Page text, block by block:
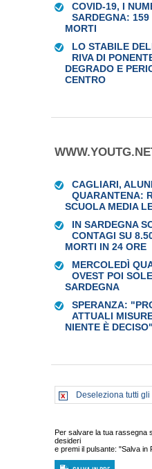
COVID-19, I
SARDEGNA: 159
MORTI
LO STABILE
RIVA DI
DEGRADO E
CENTRO
CAGLIARI,
QUARANTENA:
SCUOLA MEDIA
IN SARDEGNA
CONTAGI SU
MORTI IN 24 ORE
MERCOLEDÌ
OVEST POI
SARDEGNA
SPERANZA:
ATTUALI
NIENTE È DECISO"
Deseleziona tutti gli
Per salvare la tua rassegna
desideri
e premi il pulsante: "Salva in